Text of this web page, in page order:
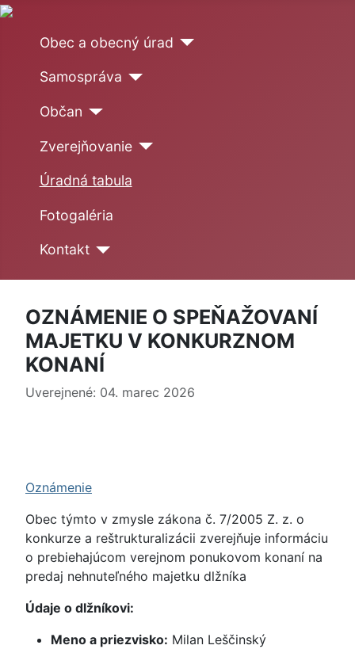
Obec a obecný úrad
Samospráva
Občan
Zverejňovanie
Úradná tabula
Fotogaléria
Kontakt
OZNÁMENIE O SPEŇAŽOVANÍ
MAJETKU V KONKURZNOM
KONANÍ
Uverejnené: 04. marec 2026
Oznámenie
Obec týmto v zmysle zákona č. 7/2005 Z. z. o
konkurze a reštrukturalizácii zverejňuje informáciu
o prebiehajúcom verejnom ponukovom konaní na
predaj nehnuteľného majetku dlžníka
Údaje o dlžníkovi:
Meno a priezvisko: Milan Leščinský